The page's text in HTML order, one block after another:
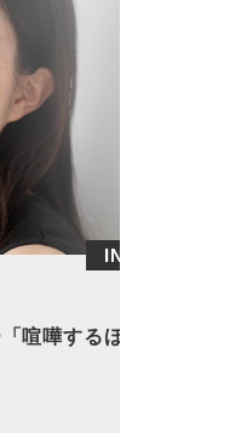
INFO
喧嘩するほど」